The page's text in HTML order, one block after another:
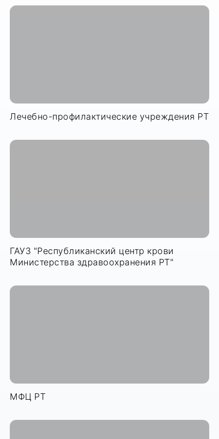
Лечебно-профилактические учреждения РТ
ГАУЗ "Республиканский центр крови
Министерства здравоохранения РТ"
МФЦ РТ